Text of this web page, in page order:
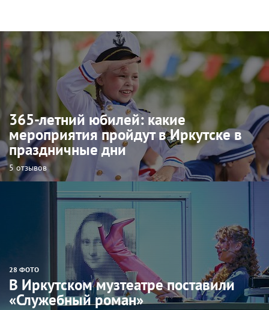
365-летний юбилей: какие
мероприятия пройдут в Иркутске в
праздничные дни
5 отзывов
28 ФОТО
В Иркутском музтеатре поставили
«Служебный роман»